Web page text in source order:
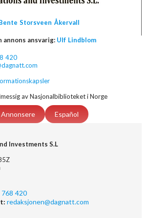
Storsveen Åkervall
annons ansvarig: Ulf Lindblom
420
av Nasjonalbiblioteket i Norge
Annonsere Español
Investments S.L
420
redaksjonen@dagnatt.com